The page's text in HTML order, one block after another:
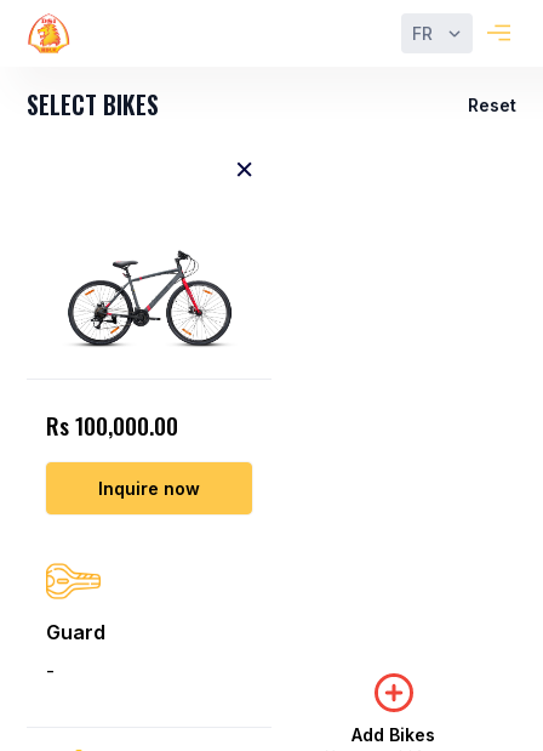
FR
SELECT BIKES Reset
Rs 100,000.00
Inquire now
Guard
-
Add Bikes